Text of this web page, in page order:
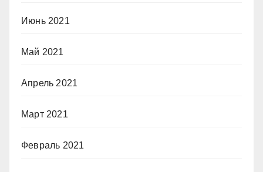
Июнь 2021
Май 2021
Апрель 2021
Март 2021
Февраль 2021